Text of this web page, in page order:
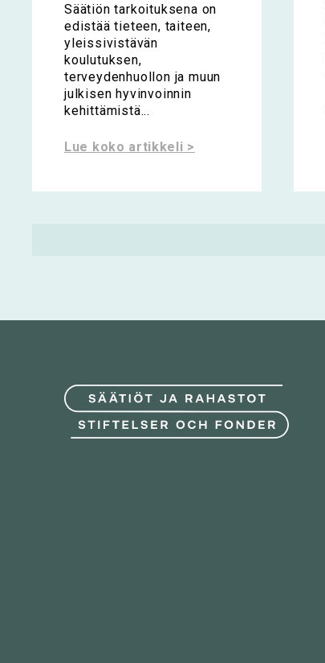
Säätiön tarkoituksena on
edistää tieteen, taiteen,
yleissivistävän
koulutuksen,
terveydenhuollon ja muun
julkisen hyvinvoinnin
kehittämistä...
Lue koko artikkeli >